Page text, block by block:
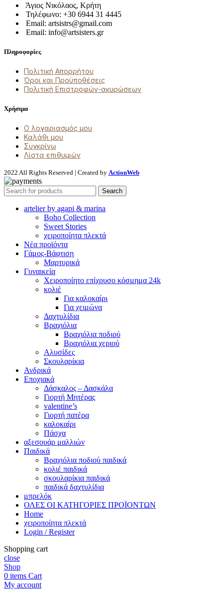
Άγιος Νικόλαος, Κρήτη
Τηλέφωνο: +30 6944 31 4445
Email: artsistrs@gmail.com
Email: info@artsisters.gr
Πληροφορίες
Πολιτική Απορρήτου
Όροι και Προϋποθέσεις
Πολιτική Επιστροφών-ακυρώσεων
Χρήσιμα
Ο λογαριασμός μου
Καλάθι μου
Συγκρίνω
Λίστα επιθυμιών
2022 All Rights Reserved | Created by ActionWeb
Search
artelier by agapi & marina
Boho Collection
Sweet Stories
χειροποίητα πλεκτά
Νέα προϊόντα
Γάμος-Βάφτιση
Μαρτυρικά
Γυναικεία
Χειροποίητο επίχρυσο κόσμημα 24k
κολιέ
Για καλοκαίρι
Για χειμώνα
Δαχτυλίδια
Βραχιόλια
Βραχιόλια ποδιού
Βραχιόλια χεριού
Αλυσίδες
Σκουλαρίκια
Ανδρικά
Εποχιακά
Δάσκαλος – Δασκάλα
Γιορτή Μητέρας
valentine’s
Γιορτή πατέρα
καλοκαίρι
Πάσχα
αξεσουάρ μαλλιών
Παιδικά
Βραχιόλια ποδιού παιδικά
κολιέ παιδικά
σκουλαρίκια παιδικά
παιδικά δαχτυλίδια
μπρελόκ
ΟΛΕΣ ΟΙ ΚΑΤΗΓΟΡΙΕΣ ΠΡΟΪΟΝΤΩΝ
Home
χειροποίητα πλεκτά
Login / Register
Shopping cart
close
Shop
0 items Cart
My account